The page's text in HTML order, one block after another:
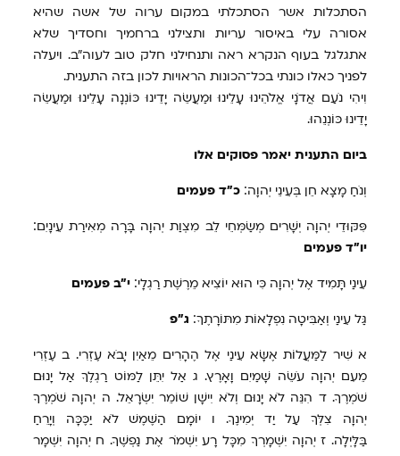
הסתכלות אשר הסתכלתי במקום ערוה של אשה שהיא
אסורה עלי באיסור עריות ותצילני ברחמיך וחסדיך שלא
אתגלגל בעוף הנקרא ראה ותנחילני חלק טוב לעוה״ב. ויעלה
לפניך כאלו כונתי בכל־הכונות הראויות לכון בזה התענית.
וִיהִי נֹעַם אֲדֹנָי אֱלֹהֵינוּ עָלֵינוּ וּמַעֲשֵׂה יָדֵינוּ כּוֹנְנָה עָלֵינוּ וּמַעֲשֵׂה
יָדֵינוּ כּוֹנְנֵהוּ.
ביום התענית יאמר פסוקים אלו
וְנֹחַ מָצָא חֵן בְּעֵינֵי יְהוָה׃ כ״ד פעמים
פִּקּוּדֵי יְהוָה יְשָׁרִים מְשַׂמְּחֵי לֵב מִצְוַת יְהוָה בָּרָה מְאִירַת עֵינָיִם׃
יו״ד פעמים
עֵינַי תָּמִיד אֶל יְהוָה כִּי הוּא יוֹצִיא מֵרֶשֶׁת רַגְלָי׃ י״ב פעמים
גַּל עֵינַי וְאַבִּיטָה נִפְלָאוֹת מִתּוֹרָתֶךָ׃ ג״פ
אשִׁיר לַמַּעֲלוֹת אֶשָּׂא עֵינַי אֶל הֶהָרִים מֵאַיִן יָבֹא עֶזְרִי. בעֶזְרִי
מֵעִם יְהוָה עֹשֵׂה שָׁמַיִם וָאָרֶץ. גאַל יִתֵּן לַמּוֹט רַגְלֶךָ אַל יָנוּם
שֹׁמְרֶךָ.ד הִנֵּה לֹא יָנוּם וְלֹא יִישָׁן שׁוֹמֵר יִשְׂרָאֵל. ה יְהוָה שֹׁמְרֶךָ
יְהוָה צִלְּךָ עַל יַד יְמִינֶךָ. ו יוֹמָם הַשֶּׁמֶשׁ לֹא יַכֶּכָּה וְיָרֵחַ
בַּלָּיְלָה. זיְהוָה יִשְׁמָרְךָ מִכָּל רָע יִשְׁמֹר אֶת נַפְשֶׁךָ. ח יְהוָה יִשְׁמָר